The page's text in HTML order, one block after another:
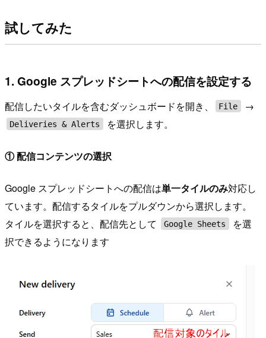
試してみた
1. Google スプレッドシートへの配信を設定する
配信したいタイルを含むダッシュボードを開き、 File →
Deliveries & Alerts を選択します。
① 配信コンテンツの選択
Google スプレッドシートへの配信は単一タイルのみ対応し
ています。配信するタイルをプルダウンから選択します。
タイルを選択すると、配信先として
Google Sheets
を選
択できるようになります